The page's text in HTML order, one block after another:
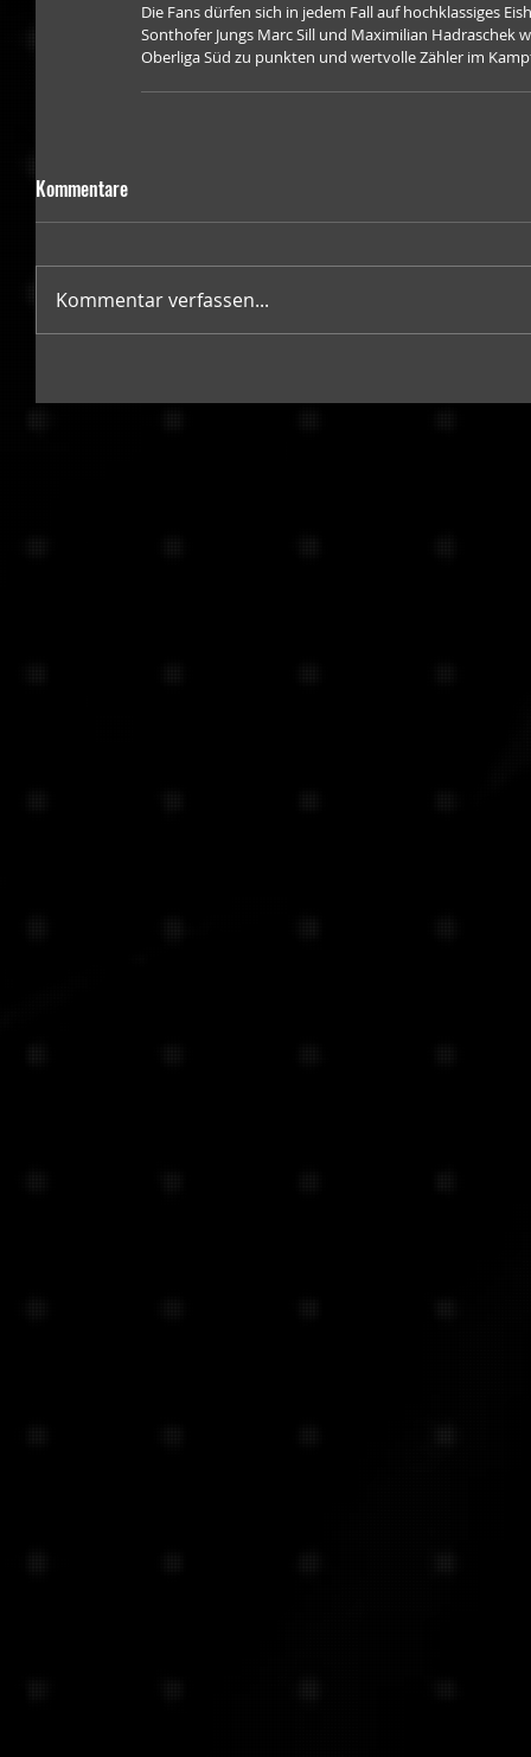
Die Fans dürfen sich in jedem Fall auf hochklassiges
Sonthofer Jungs Marc Sill und Maximilian Hadraschek
Oberliga Süd zu punkten und wertvolle Zähler im
Kommentare
Kommentar verfassen...